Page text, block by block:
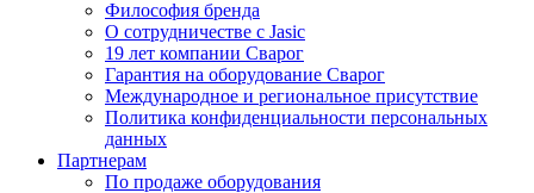
Философия бренда
О сотрудничестве с Jasic
19 лет компании Сварог
Гарантия на оборудование Сварог
Международное и региональное присутствие
Политика конфиденциальности персональных
данных
Партнерам
По продаже оборудования